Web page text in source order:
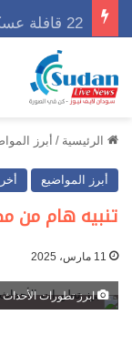
الرئيسية / أبرز
أبرز المواضيع أخر
تنبيه هام من
11 مارس، 2025
ابرز تطورات الأحداث